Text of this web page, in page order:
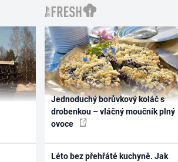
Jednoduchý borůvkový koláč s
drobenkou – vláčný moučník plný
ovoce
Léto bez přehřáté kuchyně. Jak